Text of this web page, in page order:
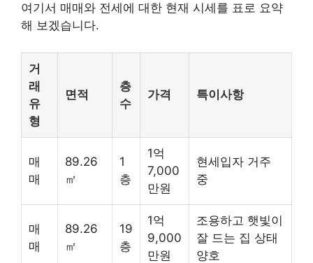
여기서 매매와 전세에 대한 현재 시세를 표로 요약
해 보겠습니다.
거
래
유
형
면적
층
수
가격 특이사항
매
매
89.26
㎡
1
층
1억
7,000
만원
현세입자 거주
중
매
매
89.26
㎡
19
층
1억
9,000
만원
조용하고 햇빛이
잘 드는 집 상태
양호